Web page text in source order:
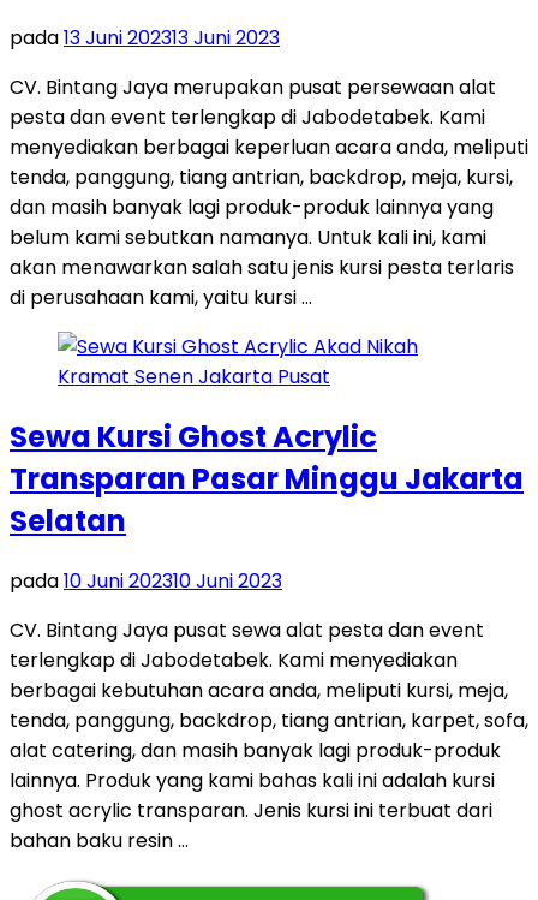
pada13 Juni 202313 Juni 2023
CV. Bintang Jaya merupakan pusat persewaan alat
pesta dan event terlengkap di Jabodetabek. Kami
menyediakan berbagai keperluan acara anda, meliputi
tenda, panggung, tiang antrian, backdrop, meja, kursi,
dan masih banyak lagi produk-produk lainnya yang
belum kami sebutkan namanya. Untuk kali ini, kami
akan menawarkan salah satu jenis kursi pesta terlaris
di perusahaan kami, yaitu kursi …
Sewa Kursi Ghost Acrylic
Transparan Pasar Minggu Jakarta
Selatan
pada10 Juni 202310 Juni 2023
CV. Bintang Jaya pusat sewa alat pesta dan event
terlengkap di Jabodetabek. Kami menyediakan
berbagai kebutuhan acara anda, meliputi kursi, meja,
tenda, panggung, backdrop, tiang antrian, karpet, sofa,
alat catering, dan masih banyak lagi produk-produk
lainnya. Produk yang kami bahas kali ini adalah kursi
ghost acrylic transparan. Jenis kursi ini terbuat dari
bahan baku resin …